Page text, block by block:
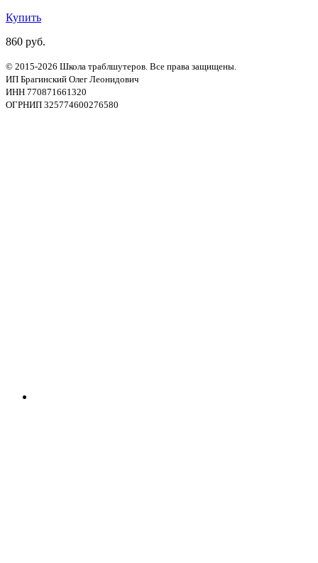
Купить
860 руб.
© 2015-2026 Школа траблшутеров. Все права защищены.
ИП Брагинский Олег Леонидович
ИНН 770871661320
ОГРНИП 325774600276580